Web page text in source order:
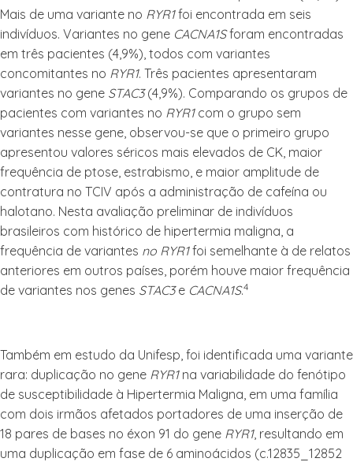
Mais de uma variante no RYR1foi encontrada em seis
indivíduos. Variantes no gene CACNA1Sforam encontradas
em três pacientes (4,9%), todos com variantes
concomitantes no RYR1. Três pacientes apresentaram
variantes no gene STAC3(4,9%). Comparando os grupos de
pacientes com variantes no RYR1com o grupo sem
variantes nesse gene, observou-se que o primeiro grupo
apresentou valores séricos mais elevados de CK, maior
frequência de ptose, estrabismo, e maior amplitude de
contratura no TCIV após a administração de cafeína ou
halotano. Nesta avaliação preliminar de indivíduos
brasileiros com histórico de hipertermia maligna, a
frequência de variantes no RYR1foi semelhante à de relatos
anteriores em outros países, porém houve maior frequência
de variantes nos genes STAC3e CACNA1S.4
Também em estudo da Unifesp, foi identificada uma variante
rara: duplicação no gene RYR1na variabilidade do fenótipo
de susceptibilidade à Hipertermia Maligna, em uma família
com dois irmãos afetados portadores de uma inserção de
18 pares de bases no éxon 91 do gene RYR1, resultando em
uma duplicação em fase de 6 aminoácidos (c.12835_12852